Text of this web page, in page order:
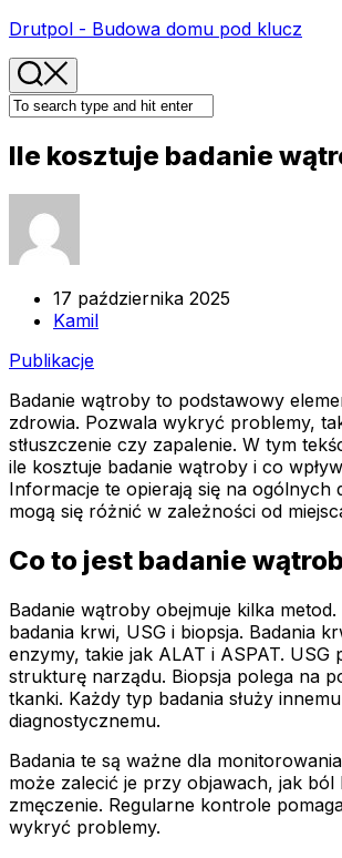
Skip
content
Drutpol - Budowa domu pod klucz
Ile kosztuje badanie
17 października 2025
Kamil
Publikacje
Badanie wątroby to podstawowy
zdrowia. Pozwala wykryć problemy,
stłuszczenie czy zapalenie. W tym
ile kosztuje badanie wątroby i co
Informacje te opierają się na ogólnych
mogą się różnić w zależności od
Co to jest badanie
Badanie wątroby obejmuje kilka
badania krwi, USG i biopsja. Badania
enzymy, takie jak ALAT i ASPAT. USG
strukturę narządu. Biopsja polega na
tkanki. Każdy typ badania służy
diagnostycznemu.
Badania te są ważne dla
może zalecić je przy objawach, jak
zmęczenie. Regularne kontrole
wykryć problemy.